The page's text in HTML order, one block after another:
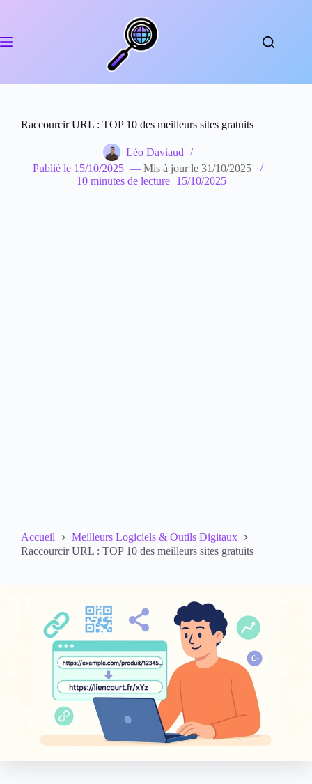
Raccourcir URL : TOP 10 des meilleurs sites gratuits
Léo Daviaud
Publié le 15/10/2025 —Mis à jour le31/10/2025
10 minutes de lecture
15/10/2025
Accueil
Meilleurs Logiciels & Outils Digitaux
Raccourcir URL : TOP 10 des meilleurs sites gratuits